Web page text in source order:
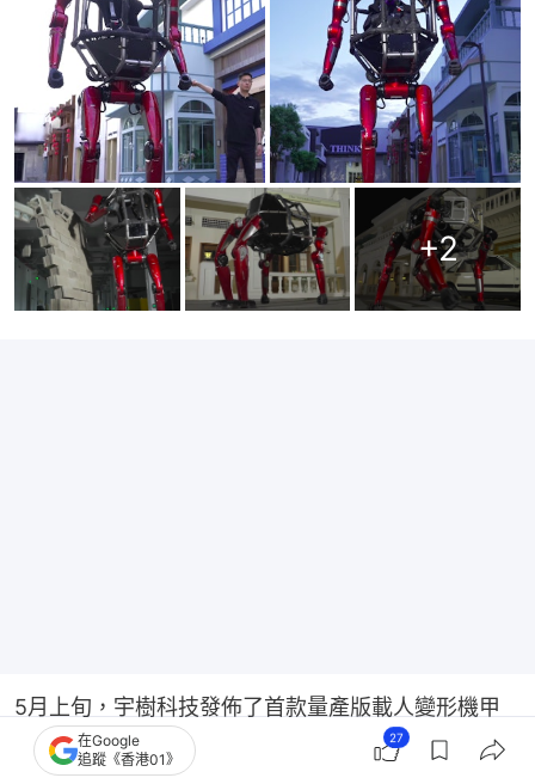
+2
5月上旬，宇樹科技發佈了首款量產版載人變形機甲
GD01，並公佈了售價，即390萬元人民幣起。據官方
在Google
追蹤《香港01》
27